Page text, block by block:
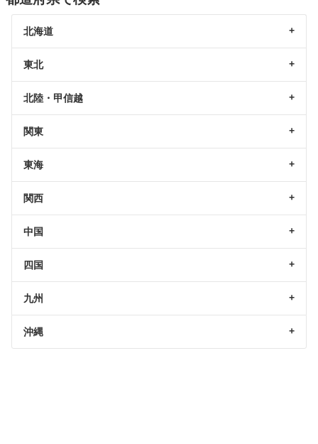
北海道
東北
北陸・甲信越
関東
東海
関西
中国
四国
九州
沖縄